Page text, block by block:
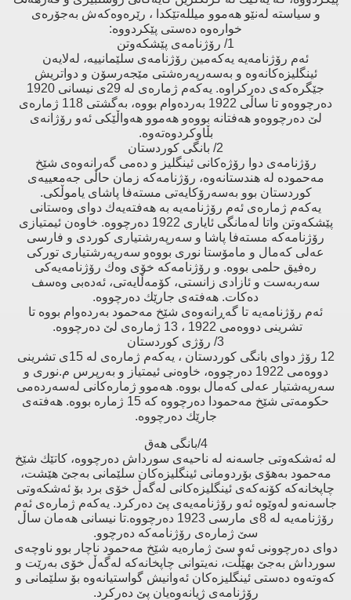
و سیاستە لەنێو هەموو میللەتێكدا ، رێرەوەكەش بەجۆرەی
خوارەوە دەستی پێكردووە:
1/ رۆژنامەی پێشكەوتن
ئەم رۆژنامەیە یەكەمین رۆژنامەی سلێمانییە، لەلایەن
ئینگلیزەكانەوە و بەسەرپەرەشتی مێجەرسۆن و دواتریش
جێگرەكەی دەركراوە. یەكەم ژمارەی لە 29ی نیسانی 1920
دەرچووەو تا ساڵی 1922 بەردەوام بووە، بەگشتی 118 ژمارەی
لێ‌ دەرچووەو هەفتانە بووەو هەموو هەواڵێكی ئەو رۆژانەی
بڵاوكردوەتەوە.
2/ بانگی كوردستان
رۆژنامەی دوا رۆژەكانی ئینگلیز و دەمی گەرانەوەی شێخ
مەحمودە لە هندستانەوە، رۆژنامەكە زمان حاڵی جەمعییەی
كوردستان بوو بەسەرۆكایەتی مستەفا پاشای یاموڵكی.
یەكەم ژمارەی ئەم رۆژنامەیە بە هەفتەیەك دوای وەستانی
پێشكەوتن واتا لەمانگی ئایاری 1922 دەرچووە. خاوەن ئیمتیازی
رۆژنامەكە مستەفا پاشا و سەرپەرشتیاری كوردی و فارسی
عەلی كەمال و مامۆستا نوری بووەو سەرپەرشتیاری توركی
رەفیق حلمی بووە. و رۆژنامەكە خۆی وەك رۆژنامەیەكی
سەربەست و ئازادی زانستی، كۆمەڵایەتی، ئەدەبی وەسف
دەكات. هەفتەی جارێك دەرچووە.
ئەم رۆژنامەیە تا گەڕانەوەی شێخ مەحمود بەردەوام بووە تا
تشرینی دووەمی 1922 ، 13 ژمارەی لێ‌ دەرچووە.
3/ رۆژی كوردستان
12 رۆژ دوای بانگی كوردستان ، یەكەم ژمارەی لە 15ی تشرینی
دووەمی 1922 دەرچووە، خاوەنی ئیمتیاز و بەرپرس م.نوری و
سەرپەشتیار عەلی كەمال بووە. هەموو ژمارەكانی لەسەردەمی
حكومەتی شێخ مەحمودا دەرچووە كە 15 ژمارە بووە. هەفتەی
جارێك دەرچووە.
4/بانگی هەق
لە ئەشكەوتی جاسەنە لە ناحیەی سورداش دەرچووە، كاتێك شێخ
مەحمود بەهۆی بۆردومانی ئینگلیزەكان سلێمانی بەجێ‌ هێشت،
چاپخانەكە كۆنەكەی ئینگلیزەكانی لەگەڵ خۆی برد بۆ ئەشكەوتی
جاسەنەو لەوێوە ئەو رۆژنامەیەی پێ‌ دەركرد. یەكەم ژمارەی ئەم
رۆژنامەیە لە 8ی مارسی 1923 دەرچووە.تا نیسانی هەمان ساڵ
سێ‌ ژمارەی رۆژنامەكە دەرچوو.
دوای دەرچوونی ئەو سێ‌ ژمارەیە شێخ مەحمود ناچار بوو ناوچەی
سورداش بەجێ‌ بهێڵت، نەیتوانی چاپخانەكە لەگەڵ خۆی بەرێت و
كەوتەوە دەستی ئینگلیزەكان ئەوانیش گواستیانەوە بۆ سلێمانی و
رۆژنامەی ژیانەوەیان پێ‌ دەركرد.